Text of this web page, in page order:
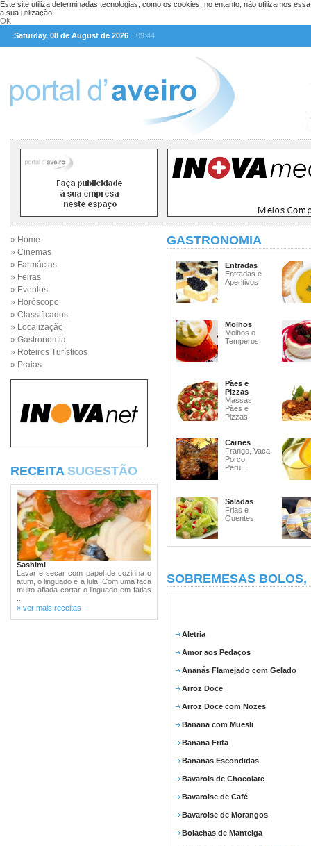
Este site utiliza determinadas tecnologias, como os cookies, no entanto, não utilizamos
a sua utilização.
OK
Saturday, 08 de August de 2026
09:44
» Home
» Cinemas
» Farmácias
» Feiras
» Eventos
» Horóscopo
» Classificados
» Localização
» Gastronomia
» Roteiros Turísticos
» Praias
RECEITA SUGESTÃO
Sashimi
Lavar e secar com papel de cozinha o
atum, o linguado e a lula. Com uma faca
muito afiada cortar o linguado em fatias
» ver mais receitas
GASTRONOMIA
Entradas
Entradas e
Aperitivos
Molhos
Molhos e
Temperos
Pães e
Pizzas
Massas,
Pães e
Pizzas
Carnes
Frango, Vaca,
Porco,
Peru,...
Saladas
Frias e
Quentes
SOBREMESAS
Aletria
Amor aos Pedaços
Ananás Flamejado com Gelado
Arroz Doce
Arroz Doce com Nozes
Banana com Muesli
Banana Frita
Bananas Escondidas
Bavarois de Chocolate
Bavaroise de Café
Bavaroise de Morangos
Bolachas de Manteiga